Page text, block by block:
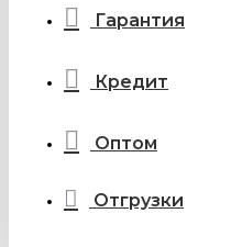
Гарантия
Кредит
Оптом
Отгрузки